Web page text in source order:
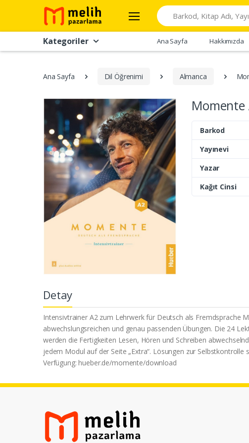
Search
Kategoriler Ana Sayfa Hakkımızda
Ana Sayfa Dil Öğrenimi Almanca
Barkod
Yayınevi
Yazar
Kağıt Cinsi
Detay
Intensivtrainer A2 zum Lehrwerk für Deutsch als Fremdsprache
abwechslungsreichen und genau passenden Übungen. Die 24
werden die Fertigkeiten Lesen, Hören und Schreiben
jedem Modul auf der Seite „Extra“. Lösungen zur
Verfügung: hueber.de/momente/download